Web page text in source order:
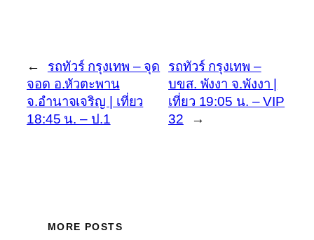
←
รถทัวร์ กรุงเทพ – จุด
จอด อ.หัวตะพาน
จ.อำนาจเจริญ | เที่ยว
18:45 น. – ป.1
รถทัวร์ กรุงเทพ –
บขส. พังงา จ.พังงา |
เที่ยว 19:05 น. – VIP
32
→
MORE POSTS